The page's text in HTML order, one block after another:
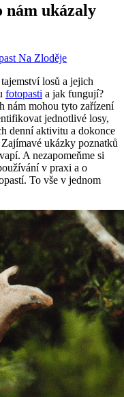
ukázaly
Na Zloděje
losů a jejich
fotopasti a jak fungují?
nám mohou tyto zařízení
jednotlivé losy,
denní aktivitu a dokonce
ukázky poznatků
A nezapomeňme si
v praxi a o
To vše v jednom